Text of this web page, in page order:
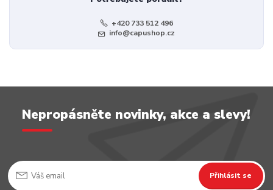
+420 733 512 496
info@capushop.cz
Nepropásněte novinky, akce a slevy!
Přihlásit se